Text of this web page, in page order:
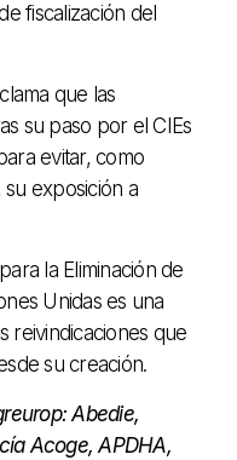
fiscalización del
que las
su paso por el CIEs
evitar, como
exposición a
la Eliminación de
Unidas es una
reivindicaciones que
su creación.
Abedie,
Acoge, APDHA,